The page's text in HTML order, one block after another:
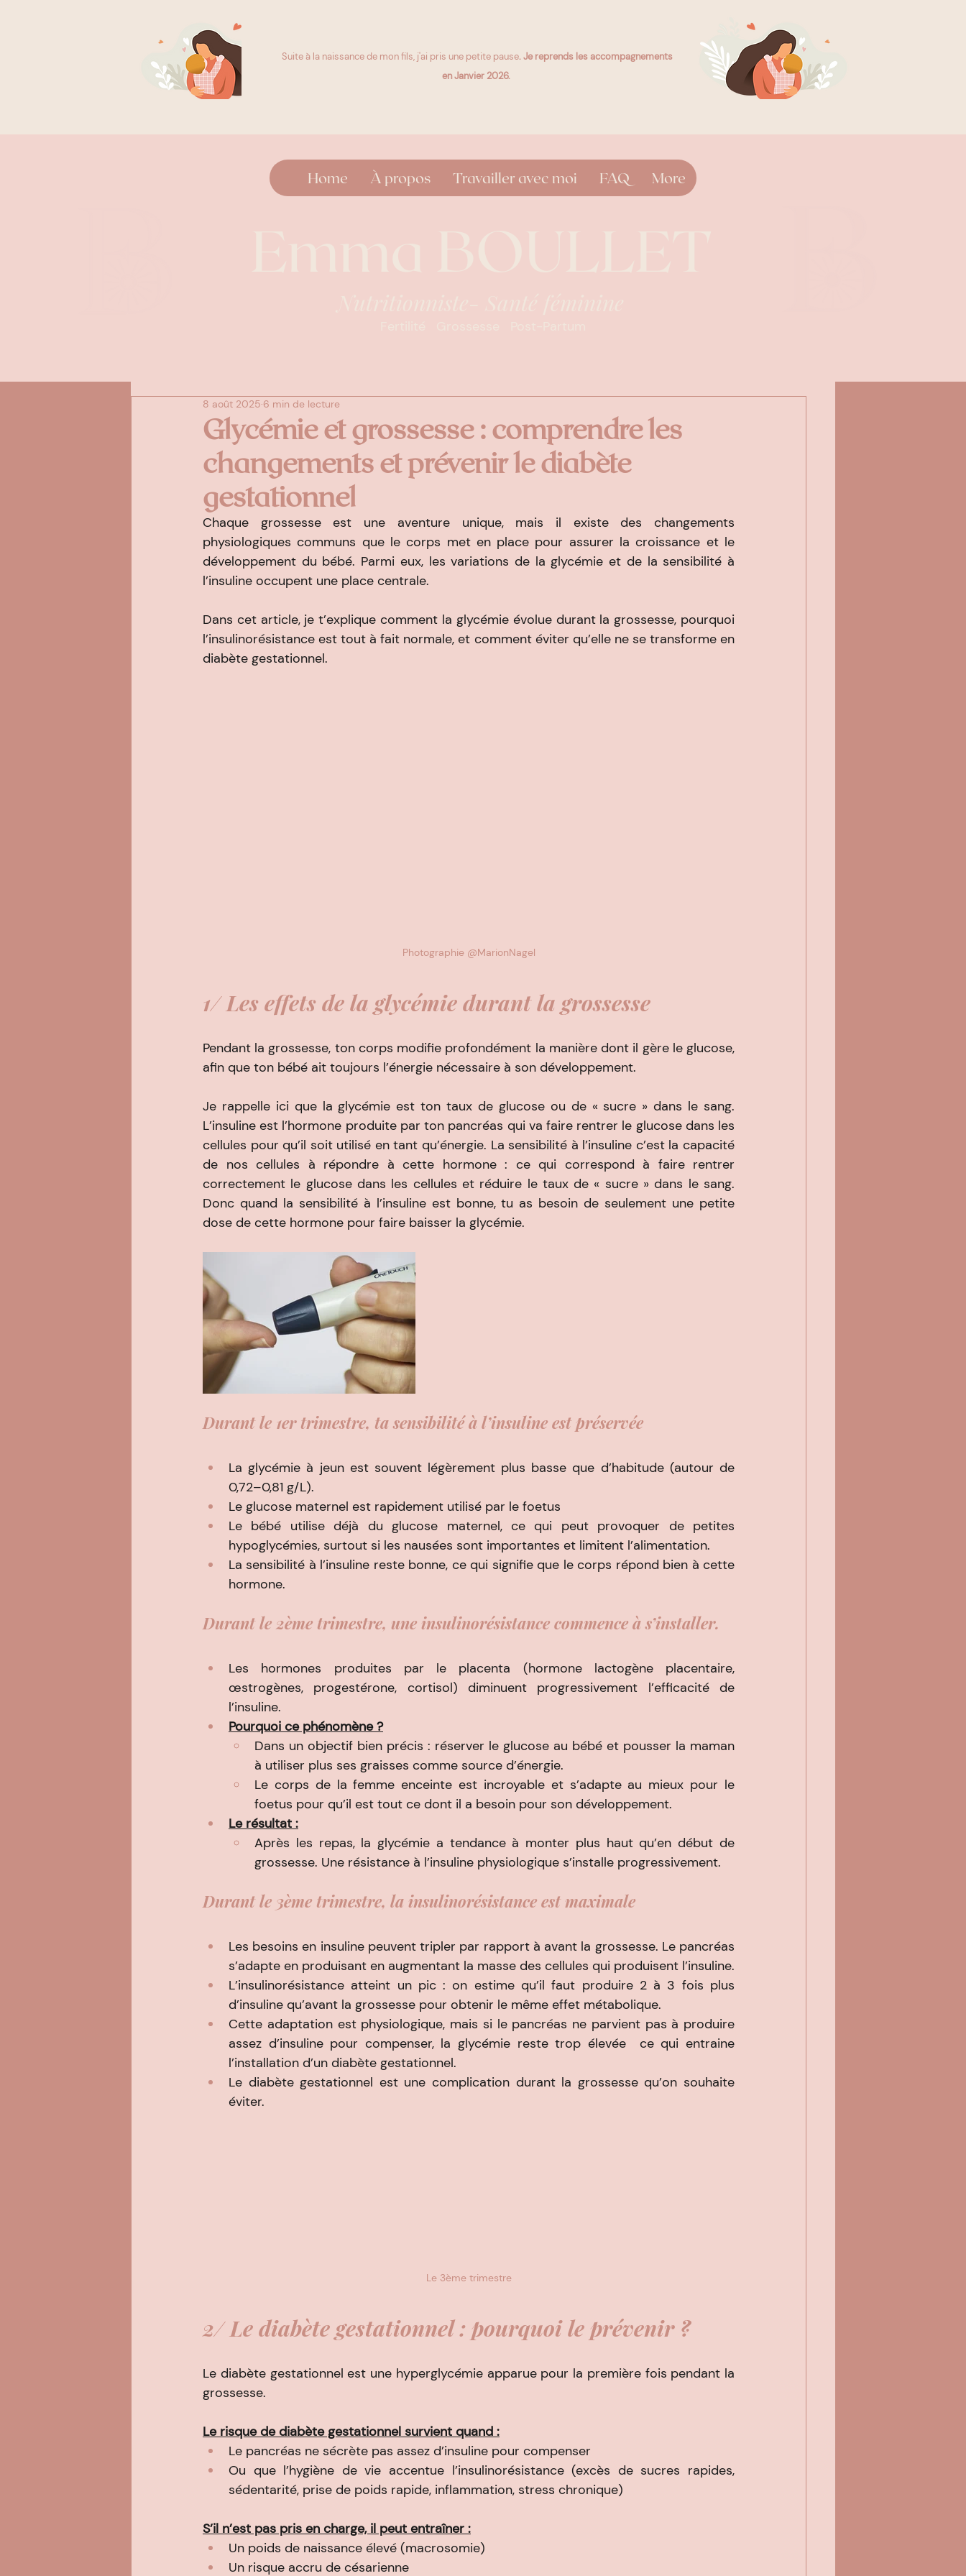
Suite à la naissance de mon fils, j'ai pris une petite pause. Je reprends les accompagnements
en Janvier 2026.
Home À propos Travailler avec moi FAQ More
Glycémie et grossesse : comprendre les
changements et prévenir le diabète
gestationnel
8 août 2025 6 min de lecture
Chaque grossesse est une aventure unique, mais il existe des changements
physiologiques communs que le corps met en place pour assurer la croissance et le
développement du bébé. Parmi eux, les variations de la glycémie et de la sensibilité à
l’insuline occupent une place centrale.
Dans cet article, je t’explique comment la glycémie évolue durant la grossesse, pourquoi
l’insulinorésistance est tout à fait normale, et comment éviter qu’elle ne se transforme en
diabète gestationnel.
Photographie @MarionNagel
1/ Les effets de la glycémie durant la grossesse
Pendant la grossesse, ton corps modifie profondément la manière dont il gère le glucose,
afin que ton bébé ait toujours l’énergie nécessaire à son développement.
Je rappelle ici que la glycémie est ton taux de glucose ou de « sucre » dans le sang.
L’insuline est l’hormone produite par ton pancréas qui va faire rentrer le glucose dans les
cellules pour qu’il soit utilisé en tant qu’énergie. La sensibilité à l’insuline c’est la capacité
de nos cellules à répondre à cette hormone : ce qui correspond à faire rentrer
correctement le glucose dans les cellules et réduire le taux de « sucre » dans le sang.
Donc quand la sensibilité à l’insuline est bonne, tu as besoin de seulement une petite
dose de cette hormone pour faire baisser la glycémie.
Durant le 1er trimestre, ta sensibilité à l’insuline est préservée
La glycémie à jeun est souvent légèrement plus basse que d’habitude (autour de
0,72–0,81 g/L).
Le glucose maternel est rapidement utilisé par le foetus
Le bébé utilise déjà du glucose maternel, ce qui peut provoquer de petites
hypoglycémies, surtout si les nausées sont importantes et limitent l’alimentation.
La sensibilité à l’insuline reste bonne, ce qui signifie que le corps répond bien à cette
hormone.
Durant le 2ème trimestre, une insulinorésistance commence à s’installer.
Les hormones produites par le placenta (hormone lactogène placentaire,
œstrogènes, progestérone, cortisol) diminuent progressivement l’efficacité de
l’insuline.
Pourquoi ce phénomène ?
Dans un objectif bien précis : réserver le glucose au bébé et pousser la maman
à utiliser plus ses graisses comme source d’énergie.
Le corps de la femme enceinte est incroyable et s’adapte au mieux pour le
foetus pour qu’il est tout ce dont il a besoin pour son développement.
Le résultat :
Après les repas, la glycémie a tendance à monter plus haut qu’en début de
grossesse. Une résistance à l’insuline physiologique s’installe progressivement.
Durant le 3ème trimestre, la insulinorésistance est maximale
Les besoins en insuline peuvent tripler par rapport à avant la grossesse. Le pancréas
s’adapte en produisant en augmentant la masse des cellules qui produisent l’insuline.
L’insulinorésistance atteint un pic : on estime qu’il faut produire 2 à 3 fois plus
d’insuline qu’avant la grossesse pour obtenir le même effet métabolique.
Cette adaptation est physiologique, mais si le pancréas ne parvient pas à produire
assez d’insuline pour compenser, la glycémie reste trop élevée  ce qui entraine
l’installation d’un diabète gestationnel.
Le diabète gestationnel est une complication durant la grossesse qu’on souhaite
éviter.
Le 3ème trimestre
2/ Le diabète gestationnel : pourquoi le prévenir ?
Le diabète gestationnel est une hyperglycémie apparue pour la première fois pendant la
grossesse.
Le risque de diabète gestationnel survient quand :
Le pancréas ne sécrète pas assez d’insuline pour compenser
Ou que l’hygiène de vie accentue l’insulinorésistance (excès de sucres rapides,
sédentarité, prise de poids rapide, inflammation, stress chronique)
S’il n’est pas pris en charge, il peut entraîner :
Un poids de naissance élevé (macrosomie)
Un risque accru de césarienne